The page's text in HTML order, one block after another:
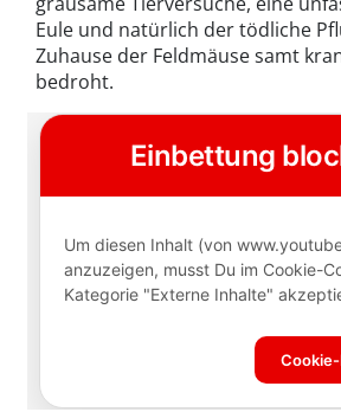
Eule und natürlich der tödliche
Zuhause der Feldmäuse samt
bedroht.